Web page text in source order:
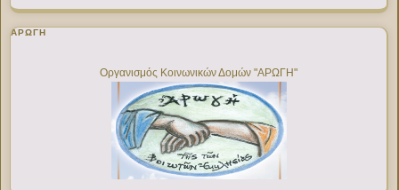
ΑΡΩΓΗ
Οργανισμός Κοινωνικών Δομών "ΑΡΩΓΗ"